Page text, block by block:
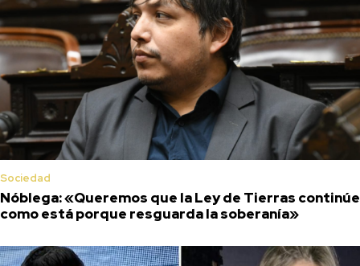
Sociedad
Nóblega: «Queremos que la Ley de Tierras continúe
como está porque resguarda la soberanía»